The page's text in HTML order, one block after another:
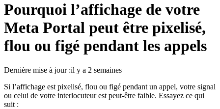
Pourquoi l’affichage de votre
Meta Portal peut être pixelisé,
flou ou figé pendant les appels
Dernière mise à jour :il y a 2 semaines
Si l’affichage est pixelisé, flou ou figé pendant un appel, votre signal
ou celui de votre interlocuteur est peut-être faible. Essayez ce qui
suit :